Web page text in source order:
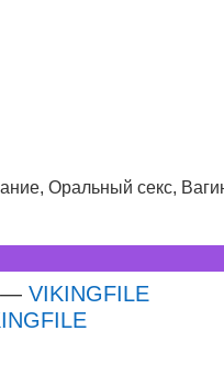
Оральный секс,
— VIKINGFILE